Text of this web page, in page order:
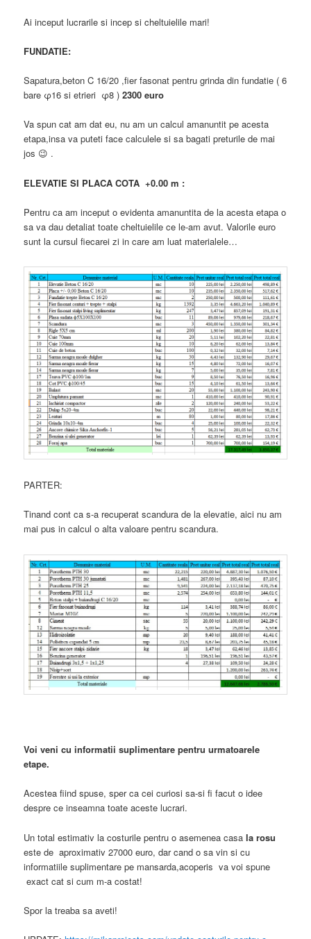
Ai inceput lucrarile si incep si cheltuielile mari!
FUNDATIE:
Sapatura,beton C 16/20 ,fier fasonat pentru grinda din fundatie ( 6
bare φ16 si etrieri φ8 )2300 euro
Va spun cat am dat eu, nu am un calcul amanuntit pe acesta
etapa,insa va puteti face calculele si sa bagati preturile de mai
jos 😉 .
ELEVATIE SI PLACA COTA +0.00 m :
Pentru ca am inceput o evidenta amanuntita de la acesta etapa o
sa va dau detaliat toate cheltuielile ce le-am avut. Valorile euro
sunt la cursul fiecarei zi in care am luat materialele…
PARTER:
Tinand cont ca s-a recuperat scandura de la elevatie, aici nu am
mai pus in calcul o alta valoare pentru scandura.
Voi veni cu informatii suplimentare pentru urmatoarele
etape.
Acestea fiind spuse, sper ca cei curiosi sa-si fi facut o idee
despre ce inseamna toate aceste lucrari.
Un total estimativ la costurile pentru o asemenea casa la rosu
este de aproximativ 27000 euro, dar cand o sa vin si cu
informatiile suplimentare pe mansarda,acoperis va voi spune
exact cat si cum m-a costat!
Spor la treaba sa aveti!